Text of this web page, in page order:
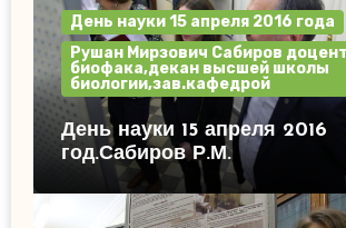
День науки 15 апреля 2016 года
Рушан Мирзович Сабиров
биофака,декан высшей школы
биологии,зав.кафедрой
День науки 15 апреля 2016
год.Сабиров Р.М.